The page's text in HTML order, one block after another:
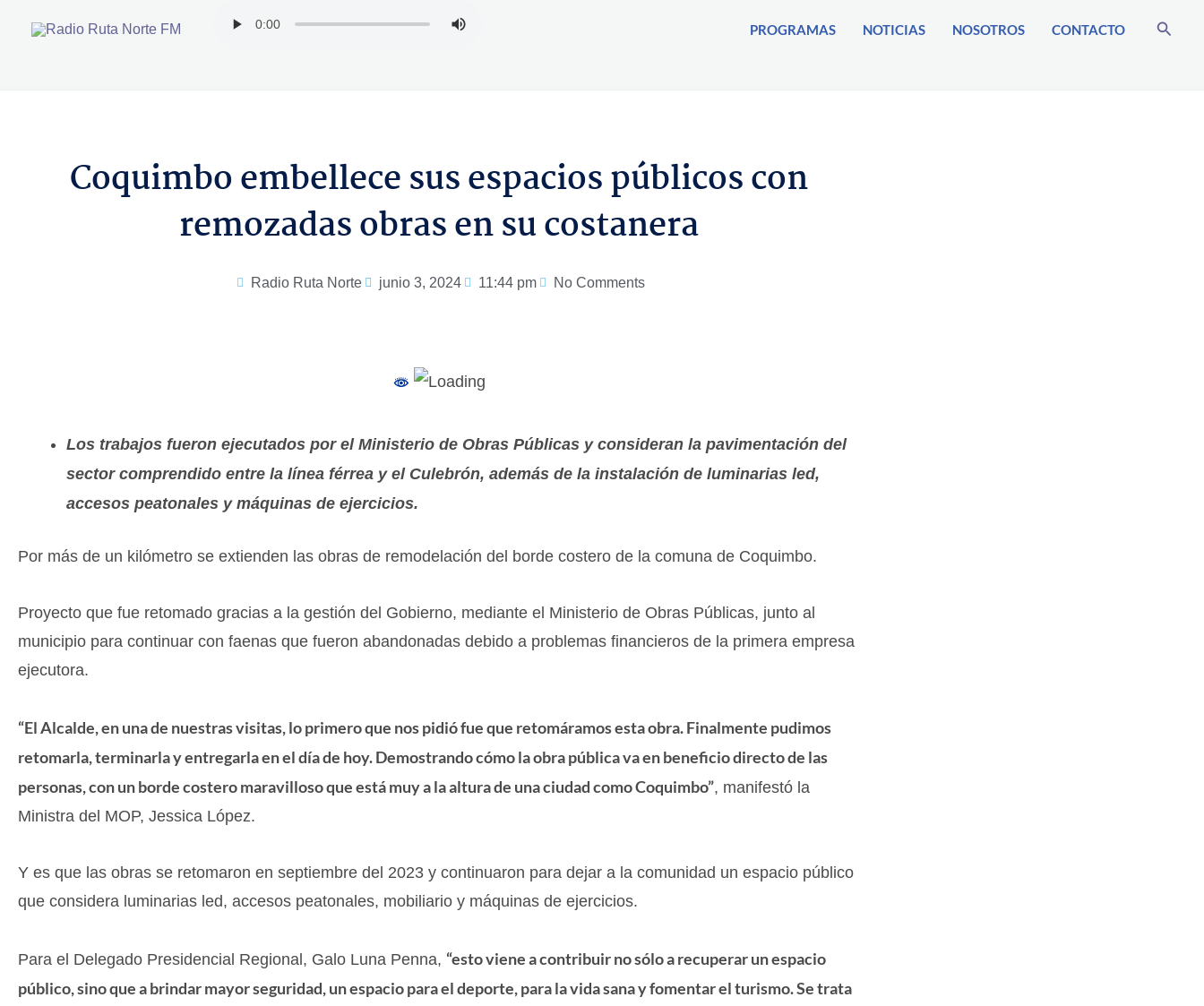
PROGRAMAS NOTICIAS NOSOTROS CONTACTO
Coquimbo embellece sus espacios públicos con
remozadas obras en su costanera
Radio Ruta Norte junio 3, 2024 11:44 pm No Comments
Los trabajos fueron ejecutados por el Ministerio de Obras Públicas y consideran la pavimentación del
sector comprendido entre la línea férrea y el Culebrón, además de la instalación de luminarias led,
accesos peatonales y máquinas de ejercicios.
Por más de un kilómetro se extienden las obras de remodelación del borde costero de la comuna de Coquimbo.
Proyecto que fue retomado gracias a la gestión del Gobierno, mediante el Ministerio de Obras Públicas, junto al
municipio para continuar con faenas que fueron abandonadas debido a problemas financieros de la primera empresa
ejecutora.
“El Alcalde, en una de nuestras visitas, lo primero que nos pidió fue que retomáramos esta obra. Finalmente pudimos
retomarla, terminarla y entregarla en el día de hoy. Demostrando cómo la obra pública va en beneficio directo de las
personas, con un borde costero maravilloso que está muy a la altura de una ciudad como Coquimbo”, manifestó la
Ministra del MOP, Jessica López.
Y es que las obras se retomaron en septiembre del 2023 y continuaron para dejar a la comunidad un espacio público
que considera luminarias led, accesos peatonales, mobiliario y máquinas de ejercicios.
Para el Delegado Presidencial Regional, Galo Luna Penna, “esto viene a contribuir no sólo a recuperar un espacio
público, sino que a brindar mayor seguridad, un espacio para el deporte, para la vida sana y fomentar el turismo. Se trata